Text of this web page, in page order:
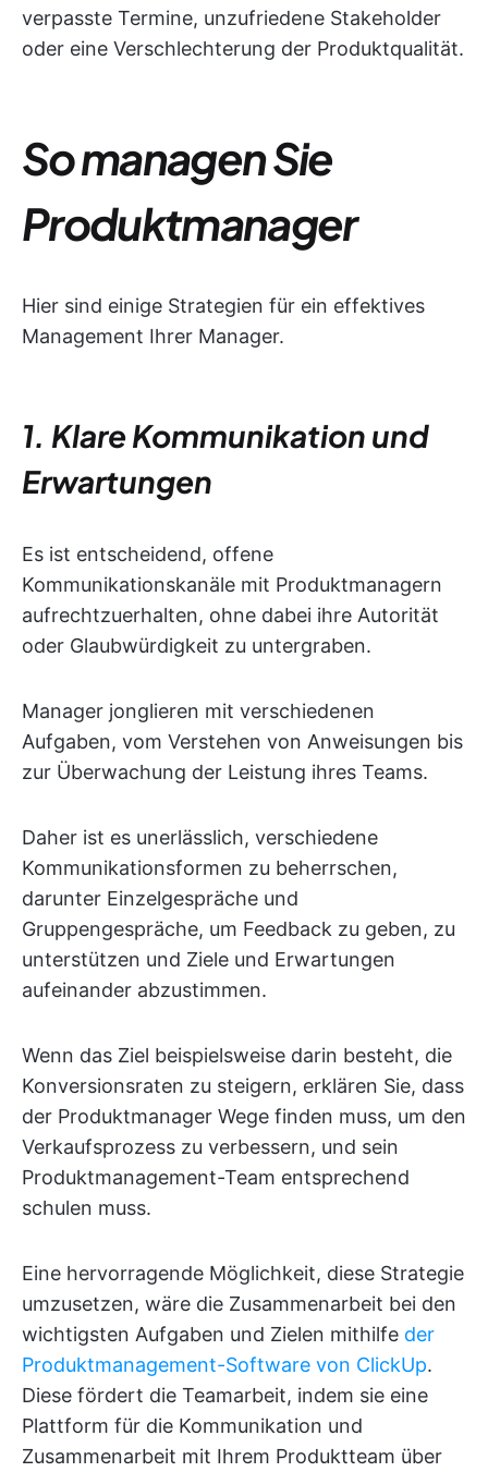
verpasste Termine, unzufriedene Stakeholder
oder eine Verschlechterung der Produktqualität.
So managen Sie
Produktmanager
Hier sind einige Strategien für ein effektives
Management Ihrer Manager.
1. Klare Kommunikation und
Erwartungen
Es ist entscheidend, offene
Kommunikationskanäle mit Produktmanagern
aufrechtzuerhalten, ohne dabei ihre Autorität
oder Glaubwürdigkeit zu untergraben.
Manager jonglieren mit verschiedenen
Aufgaben, vom Verstehen von Anweisungen bis
zur Überwachung der Leistung ihres Teams.
Daher ist es unerlässlich, verschiedene
Kommunikationsformen zu beherrschen,
darunter Einzelgespräche und
Gruppengespräche, um Feedback zu geben, zu
unterstützen und Ziele und Erwartungen
aufeinander abzustimmen.
Wenn das Ziel beispielsweise darin besteht, die
Konversionsraten zu steigern, erklären Sie, dass
der Produktmanager Wege finden muss, um den
Verkaufsprozess zu verbessern, und sein
Produktmanagement-Team entsprechend
schulen muss.
Eine hervorragende Möglichkeit, diese Strategie
umzusetzen, wäre die Zusammenarbeit bei den
wichtigsten Aufgaben und Zielen mithilfe der
Produktmanagement-Software von ClickUp.
Diese fördert die Teamarbeit, indem sie eine
Plattform für die Kommunikation und
Zusammenarbeit mit Ihrem Produktteam über